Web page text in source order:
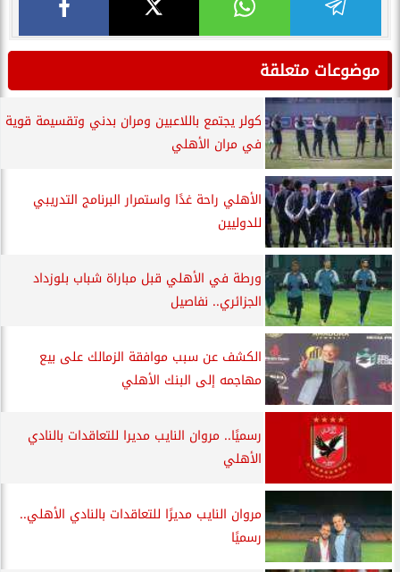
موضوعات متعلقة
كولر يجتمع باللاعبين ومران بدني وتقسيمة قوية
في مران الأهلي
الأهلي راحة غدًا واستمرار البرنامج التدريبي
للدوليين
ورطة في الأهلي قبل مباراة شباب بلوزداد
الجزائري.. نفاصيل
الكشف عن سبب موافقة الزمالك على بيع
مهاجمه إلى البنك الأهلي
رسميًا.. مروان النايب مديرا للتعاقدات بالنادي
الأهلي
مروان النايب مديرًا للتعاقدات بالنادي الأهلي..
رسميًا